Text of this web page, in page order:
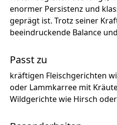
enormer Persistenz und
geprägt ist. Trotz seiner
beeindruckende Balance
Passt zu
kräftigen Fleischgerichten
oder Lammkarree mit
Wildgerichte wie Hirsch